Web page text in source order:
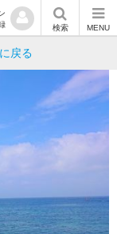
検索 MENU
戻る